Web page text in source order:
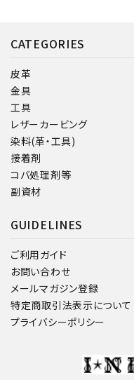
CATEGORIES
皮革
金具
工具
レザーカービング
染料(革・工具)
接着剤
コバ処理剤等
副資材
GUIDELINES
ご利用ガイド
お問い合わせ
メールマガジン登録
特定商取引法表示について
プライバシーポリシー